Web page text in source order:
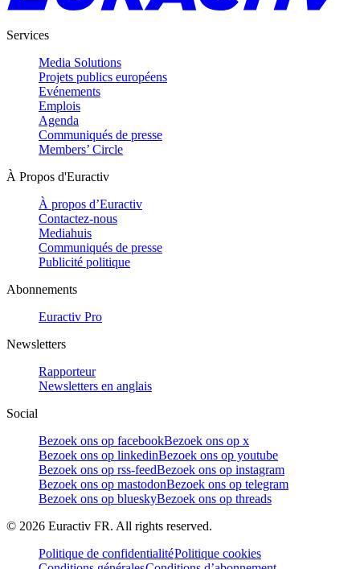
Services
Media Solutions
Projets publics européens
Evénements
Emplois
Agenda
Communiqués de presse
Members’ Circle
À Propos d'Euractiv
À propos d’Euractiv
Contactez-nous
Mediahuis
Communiqués de presse
Publicité politique
Abonnements
Euractiv Pro
Newsletters
Rapporteur
Newsletters en anglais
Social
Bezoek ons op facebookBezoek ons op x
Bezoek ons op linkedinBezoek ons op youtube
Bezoek ons op rss-feedBezoek ons op instagram
Bezoek ons op mastodonBezoek ons op telegram
Bezoek ons op blueskyBezoek ons op threads
© 2026 Euractiv FR. All rights reserved.
Politique de confidentialitéPolitique cookies